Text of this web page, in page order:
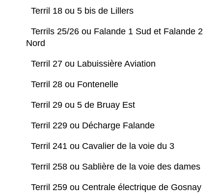
Terril 18 ou 5 bis de Lillers
Terrils 25/26 ou Falande 1 Sud et Falande 2
Nord
Terril 27 ou Labuissière Aviation
Terril 28 ou Fontenelle
Terril 29 ou 5 de Bruay Est
Terril 229 ou Décharge Falande
Terril 241 ou Cavalier de la voie du 3
Terril 258 ou Sablière de la voie des dames
Terril 259 ou Centrale électrique de Gosnay